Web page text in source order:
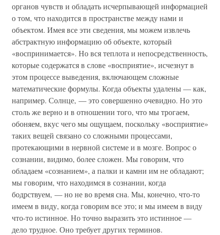
органов чувств и обладать исчерпывающей информацией
о том, что находится в пространстве между нами и
объектом. Имея все эти сведения, мы можем извлечь
абстрактную информацию об объекте, который
«воспринимается». Но вся теплота и непосредственность,
которые содержатся в слове «восприятие», исчезнут в
этом процессе выведения, включающем сложные
математические формулы. Когда объекты удалены — как,
например. Солнце, — это совершенно очевидно. Но это
столь же верно и в отношении того, что мы трогаем,
обоняем, вкус чего мы ощущаем, поскольку «восприятие»
таких вещей связано со сложными процессами,
протекающими в нервной системе и в мозге. Вопрос о
сознании, видимо, более сложен. Мы говорим, что
обладаем «сознанием», а палки и камни им не обладают;
мы говорим, что находимся в сознании, когда
бодрствуем, — но не во время сна. Мы, конечно, что-то
имеем в виду, когда говорим все это; и мы имеем в виду
что-то истинное. Но точно выразить это истинное —
дело трудное. Оно требует других терминов.